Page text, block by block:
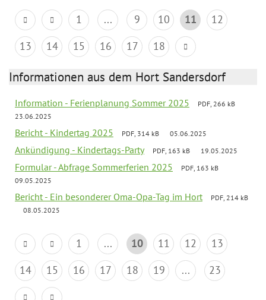
1 ... 9 10 11
12
13
14 15 16 17 18
Informationen aus dem Hort Sandersdorf
Information - Ferienplanung Sommer 2025
PDF, 266 kB
23.06.2025
Bericht - Kindertag 2025 PDF, 314 kB 05.06.2025
Ankündigung - Kindertags-Party PDF, 163 kB 19.05.2025
Formular - Abfrage Sommerferien 2025
PDF, 163 kB
09.05.2025
Bericht - Ein besonderer Oma-Opa-Tag im Hort
PDF, 214 kB
08.05.2025
1 ... 10 11 12
13
14
15 16 17 18 19 ... 23